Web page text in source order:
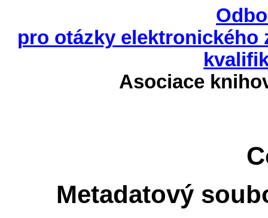
pro otázky
Asociace
Metadatový